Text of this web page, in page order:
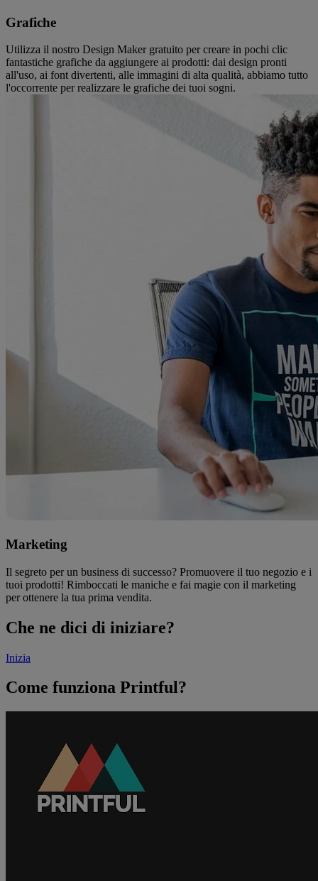
Grafiche
Utilizza il nostro Design Maker gratuito per creare in pochi clic
fantastiche grafiche da aggiungere ai prodotti: dai design pronti
all'uso, ai font divertenti, alle immagini di alta qualità, abbiamo tutto
l'occorrente per realizzare le grafiche dei tuoi sogni.
Marketing
Il segreto per un business di successo? Promuovere il tuo negozio e i
tuoi prodotti! Rimboccati le maniche e fai magie con il marketing
per ottenere la tua prima vendita.
Che ne dici di iniziare?
Inizia
Come funziona Printful?